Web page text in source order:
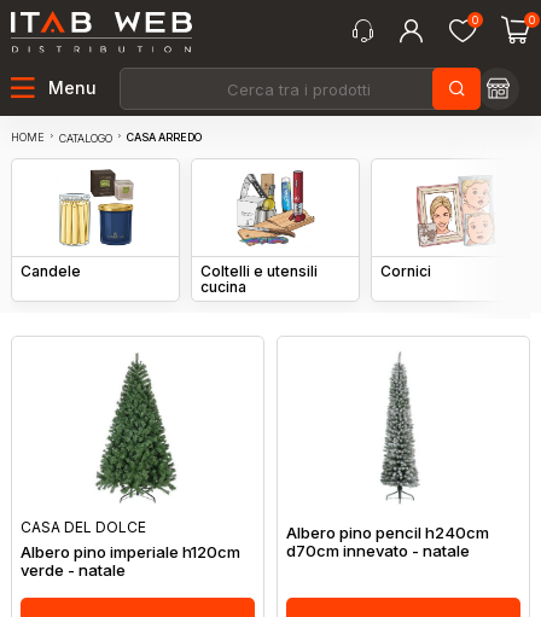
0 0
Menu
HOME CATALOGO CASA ARREDO
Candele
Coltelli e utensili
cucina
Cornici
CASA DEL DOLCE
Albero pino imperiale h120cm
verde - natale
Albero pino pencil h240cm
d70cm innevato - natale